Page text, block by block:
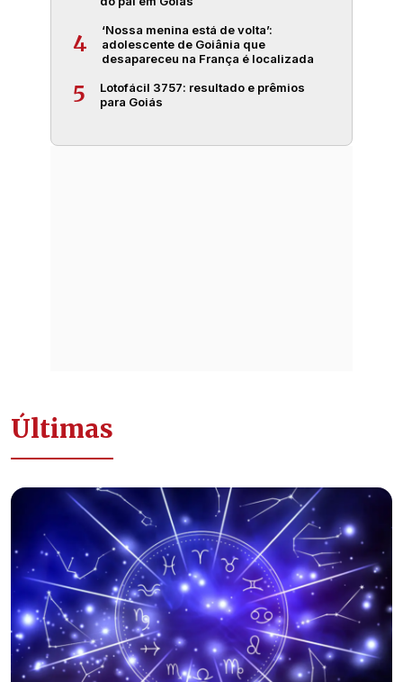
4
‘Nossa menina está de volta’:
adolescente de Goiânia que
desapareceu na França é localizada
5
Lotofácil 3757: resultado e prêmios
para Goiás
Últimas